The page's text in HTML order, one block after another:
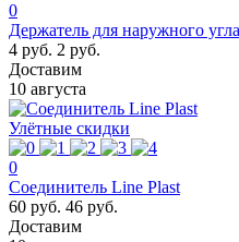
0
Держатель для наружного
4 руб. 2 руб.
Доставим
10 августа
Улётные скидки
0
Соединитель Line Plast
60 руб. 46 руб.
Доставим